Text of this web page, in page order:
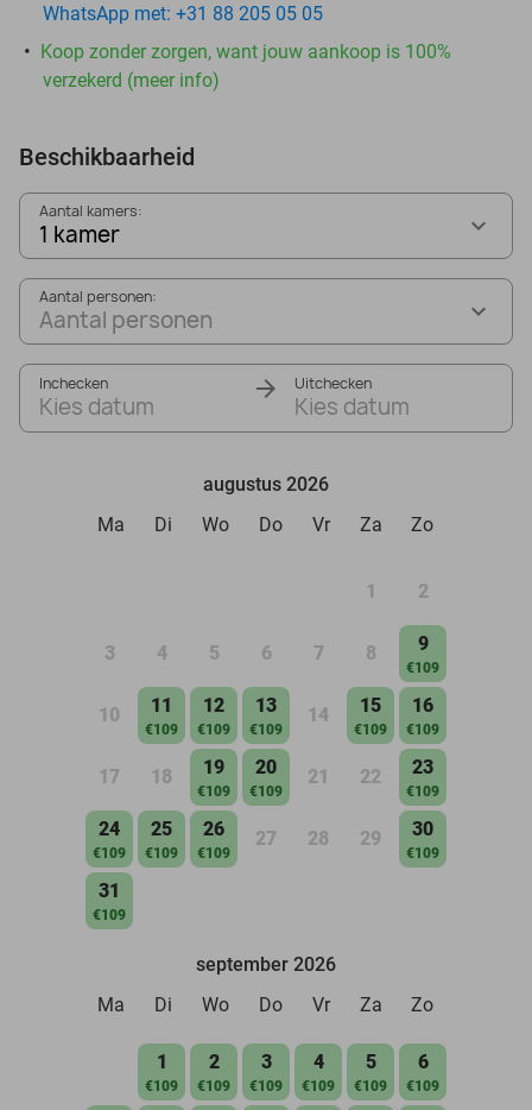
WhatsApp met: +31 88 205 05 05
Koop zonder zorgen, want jouw aankoop is 100%
verzekerd (meer info)
Beschikbaarheid
Aantal kamers:
1 kamer
Aantal personen:
Aantal personen
Inchecken
Kies datum
Uitchecken
Kies datum
augustus 2026
Ma
Di Wo Do Vr Za Zo
1 2
3 4 5 6 7 8 9
€109
10 11
€109
12
€109
13
€109
14 15
€109
16
€109
17 18 19
€109
20
€109
21 22 23
€109
24
€109
25
€109
26
€109
27 28 29 30
€109
31
€109
september 2026
Ma
Di Wo Do Vr Za Zo
1
€109
2
€109
3
€109
4
€109
5
€109
6
€109